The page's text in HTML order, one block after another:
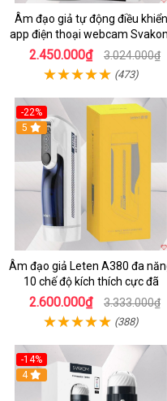
Âm đạo giả tự động điều khiển
app điện thoại webcam
2.450.000₫ 3.024.000₫
(473)
-22%
5
Âm đạo giả Leten A380 đa
10 chế độ kích thích cực đã
2.600.000₫ 3.333.000₫
(388)
-14%
4